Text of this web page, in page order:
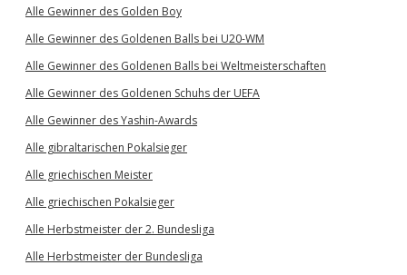
Alle Gewinner des Golden Boy
Alle Gewinner des Goldenen Balls bei U20-WM
Alle Gewinner des Goldenen Balls bei Weltmeisterschaften
Alle Gewinner des Goldenen Schuhs der UEFA
Alle Gewinner des Yashin-Awards
Alle gibraltarischen Pokalsieger
Alle griechischen Meister
Alle griechischen Pokalsieger
Alle Herbstmeister der 2. Bundesliga
Alle Herbstmeister der Bundesliga